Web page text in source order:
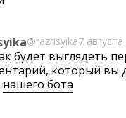
@razrisyika7
будет выглядеть
который вы
нашего бота